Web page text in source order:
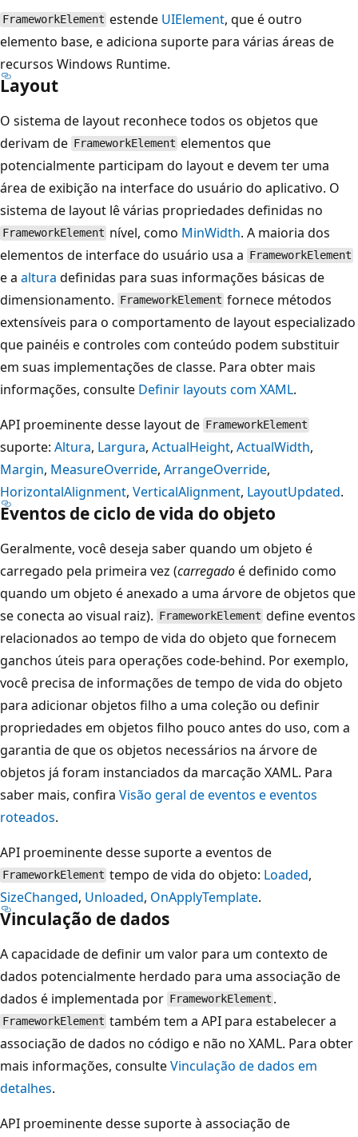
FrameworkElement estende UIElement, que é outro
elemento base, e adiciona suporte para várias áreas de
recursos Windows Runtime.
Layout
O sistema de layout reconhece todos os objetos que
derivam de FrameworkElement elementos que
potencialmente participam do layout e devem ter uma
área de exibição na interface do usuário do aplicativo. O
sistema de layout lê várias propriedades definidas no
FrameworkElement nível, como MinWidth. A maioria dos
elementos de interface do usuário usa a FrameworkElement
e a altura definidas para suas informações básicas de
dimensionamento. FrameworkElement fornece métodos
extensíveis para o comportamento de layout especializado
que painéis e controles com conteúdo podem substituir
em suas implementações de classe. Para obter mais
informações, consulte Definir layouts com XAML.
API proeminente desse layout de FrameworkElement
suporte: Altura, Largura, ActualHeight, ActualWidth,
Margin, MeasureOverride, ArrangeOverride,
HorizontalAlignment, VerticalAlignment, LayoutUpdated.
Eventos de ciclo de vida do objeto
Geralmente, você deseja saber quando um objeto é
carregado pela primeira vez (carregadoé definido como
quando um objeto é anexado a uma árvore de objetos que
se conecta ao visual raiz). FrameworkElement define eventos
relacionados ao tempo de vida do objeto que fornecem
ganchos úteis para operações code-behind. Por exemplo,
você precisa de informações de tempo de vida do objeto
para adicionar objetos filho a uma coleção ou definir
propriedades em objetos filho pouco antes do uso, com a
garantia de que os objetos necessários na árvore de
objetos já foram instanciados da marcação XAML. Para
saber mais, confira Visão geral de eventos e eventos
roteados.
API proeminente desse suporte a eventos de
FrameworkElement tempo de vida do objeto: Loaded,
SizeChanged, Unloaded, OnApplyTemplate.
Vinculação de dados
A capacidade de definir um valor para um contexto de
dados potencialmente herdado para uma associação de
dados é implementada por FrameworkElement .
FrameworkElement também tem a API para estabelecer a
associação de dados no código e não no XAML. Para obter
mais informações, consulteVinculação de dados em
detalhes.
API proeminente desse suporte à associação de